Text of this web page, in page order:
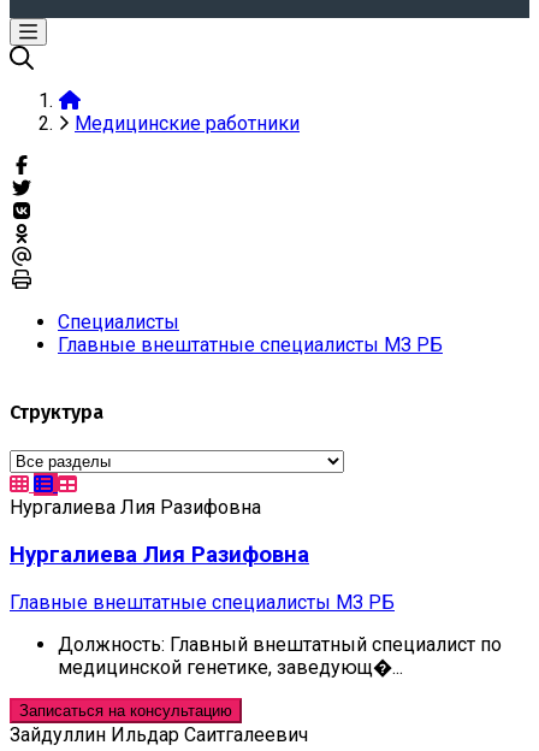
Медицинские работники
Специалисты
Главные внештатные специалисты МЗ РБ
Структура
Нургалиева Лия Разифовна
Нургалиева Лия Разифовна
Главные внештатные специалисты МЗ РБ
Должность: Главный внештатный специалист по
медицинской генетике, заведующ�...
Записаться на консультацию
Зайдуллин Ильдар Саитгалеевич